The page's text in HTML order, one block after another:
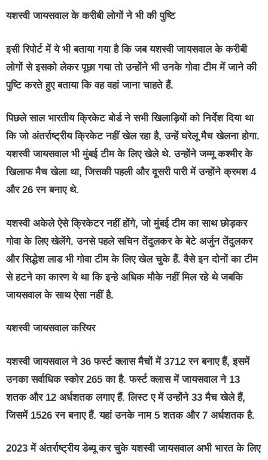
यशस्वी जायसवाल के करीबी लोगों ने भी की पुष्टि
इसी रिपोर्ट में ये भी बताया गया है कि जब यशस्वी जायसवाल के करीबी
लोगों से इसको लेकर पूछा गया तो उन्होंने भी उनके गोवा टीम में जाने की
पुष्टि करते हुए बताया कि वह वहां जाना चाहते हैं.
पिछले साल भारतीय क्रिकेट बोर्ड ने सभी खिलाड़ियों को निर्देश दिया था
कि जो अंतर्राष्ट्रीय क्रिकेट नहीं खेल रहा है, उन्हें घरेलू मैच खेलना होगा.
यशस्वी जायसवाल भी मुंबई टीम के लिए खेले थे. उन्होंने जम्मू कश्मीर के
खिलाफ मैच खेला था, जिसकी पहली और दूसरी पारी में उन्होंने क्रमश 4
और 26 रन बनाए थे.
यशस्वी अकेले ऐसे क्रिकेटर नहीं होंगे, जो मुंबई टीम का साथ छोड़कर
गोवा के लिए खेलेंगे. उनसे पहले सचिन तेंदुलकर के बेटे अर्जुन तेंदुलकर
और सिद्धेश लाड भी गोवा टीम के लिए खेल चुके हैं. वैसे इन दोनों का टीम
से हटने का कारण ये था कि इन्हे अधिक मौके नहीं मिल रहे थे जबकि
जायसवाल के साथ ऐसा नहीं है.
यशस्वी जायसवाल करियर
यशस्वी जायसवाल ने 36 फर्स्ट क्लास मैचों में 3712 रन बनाए हैं, इसमें
उनका सर्वाधिक स्कोर 265 का है. फर्स्ट क्लास में जायसवाल ने 13
शतक और 12 अर्धशतक लगाए हैं. लिस्ट ए में उन्होंने 33 मैच खेले हैं,
जिसमें 1526 रन बनाए हैं. यहां उनके नाम 5 शतक और 7 अर्धशतक है.
2023 में अंतर्राष्ट्रीय डेब्यू कर चुके यशस्वी जायसवाल अभी भारत के लिए